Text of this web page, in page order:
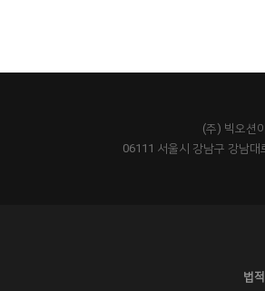
(주) 빅오션
06111 서울시 강남구 강남대
법